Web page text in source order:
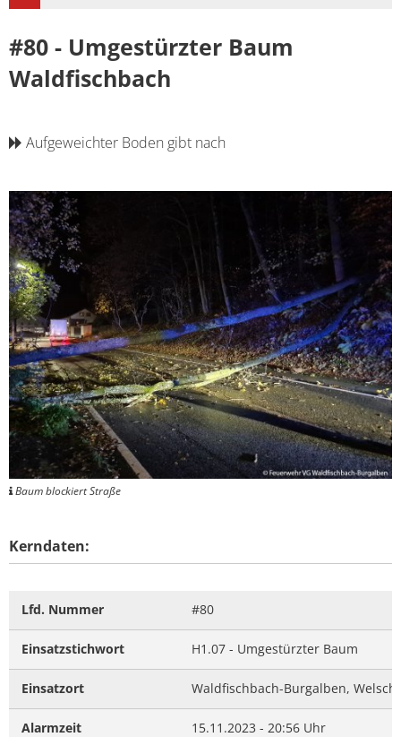
#80 - Umgestürzter Baum
Waldfischbach
Aufgeweichter Boden gibt nach
Baum blockiert Straße
Kerndaten:
Lfd. Nummer #80
Einsatzstichwort H1.07 - Umgestürzter Baum
Einsatzort Waldfischbach-Burgalben,
Alarmzeit 15.11.2023 - 20:56 Uhr